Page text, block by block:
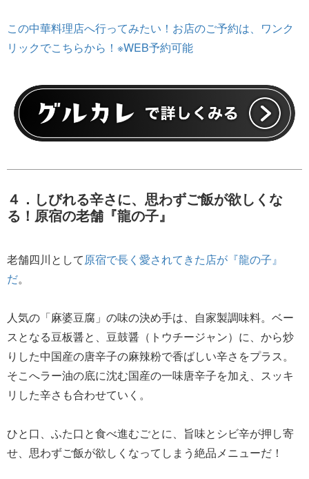
この中華料理店へ行ってみたい！お店のご予約は、ワンク
リックでこちらから！※WEB予約可能
４．しびれる辛さに、思わずご飯が欲しくな
る！原宿の老舗『龍の子』
老舗四川として原宿で長く愛されてきた店が『龍の子』
だ。
人気の「麻婆豆腐」の味の決め手は、自家製調味料。ベー
スとなる豆板醤と、豆鼓醤（トウチージャン）に、から炒
りした中国産の唐辛子の麻辣粉で香ばしい辛さをプラス。
そこへラー油の底に沈む国産の一味唐辛子を加え、スッキ
リした辛さも合わせていく。
ひと口、ふた口と食べ進むごとに、旨味とシビ辛が押し寄
せ、思わずご飯が欲しくなってしまう絶品メニューだ！